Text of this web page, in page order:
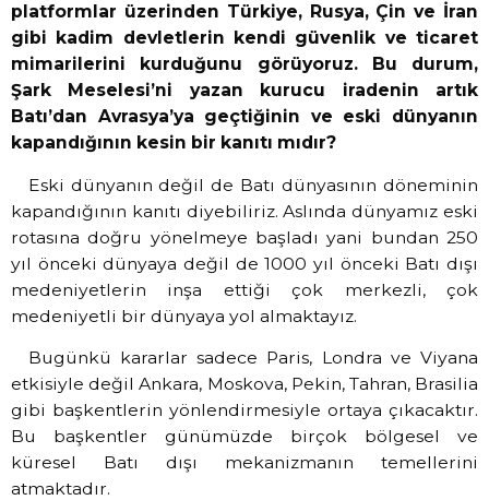
platformlar üzerinden Türkiye, Rusya, Çin ve İran
gibi kadim devletlerin kendi güvenlik ve ticaret
mimarilerini kurduğunu görüyoruz. Bu durum,
Şark Meselesi’ni yazan kurucu iradenin artık
Batı’dan Avrasya’ya geçtiğinin ve eski dünyanın
kapandığının kesin bir kanıtı mıdır?
Eski dünyanın değil de Batı dünyasının döneminin
kapandığının kanıtı diyebiliriz. Aslında dünyamız eski
rotasına doğru yönelmeye başladı yani bundan 250
yıl önceki dünyaya değil de 1000 yıl önceki Batı dışı
medeniyetlerin inşa ettiği çok merkezli, çok
medeniyetli bir dünyaya yol almaktayız.
Bugünkü kararlar sadece Paris, Londra ve Viyana
etkisiyle değil Ankara, Moskova, Pekin, Tahran, Brasilia
gibi başkentlerin yönlendirmesiyle ortaya çıkacaktır.
Bu başkentler günümüzde birçok bölgesel ve
küresel Batı dışı mekanizmanın temellerini
atmaktadır.